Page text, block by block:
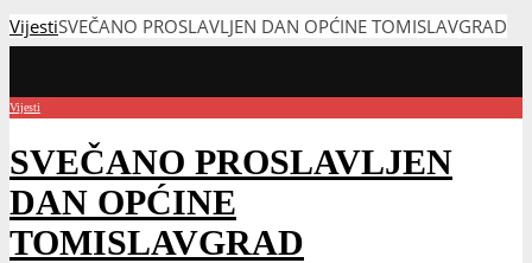
VijestiSVEČANO PROSLAVLJEN DAN OPĆINE TOMISLAVGRAD
Vijesti
SVEČANO PROSLAVLJEN
DAN OPĆINE
TOMISLAVGRAD